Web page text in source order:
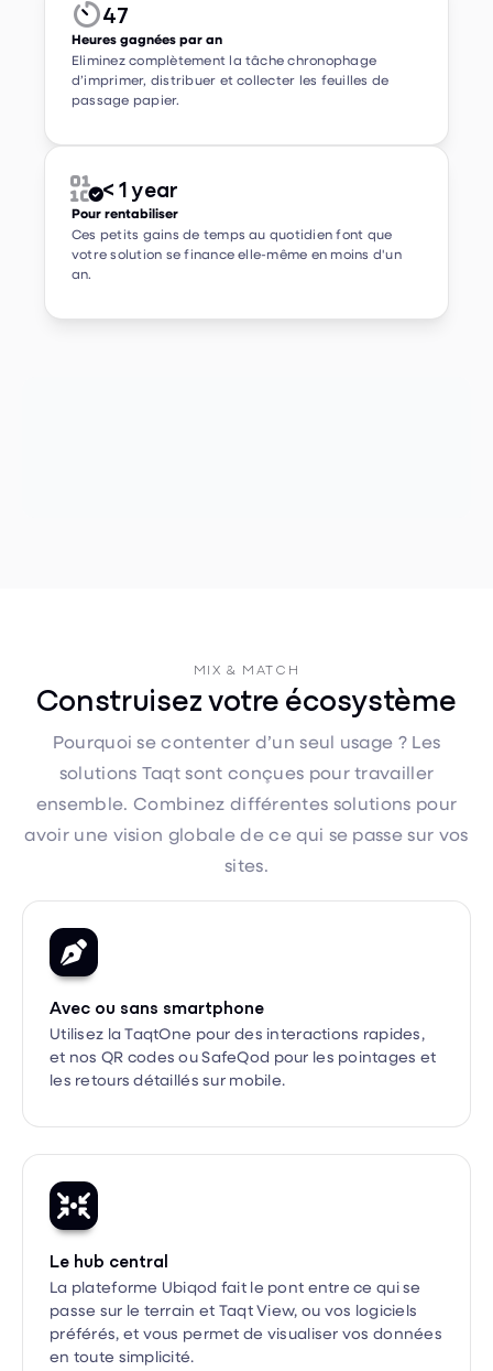
Eliminez complètement la tâche chronophage
d’imprimer, distribuer et collecter les feuilles de
passage papier.

< 1 year
Pour rentabiliser
Ces petits gains de temps au quotidien font que
votre solution se finance elle-même en moins d'un
an.
Construisez votre écosystème
Pourquoi se contenter d’un seul usage ? Les
solutions Taqt sont conçues pour travailler
ensemble. Combinez différentes solutions pour
avoir une vision globale de ce qui se passe sur vos
sites.
Avec ou sans smartphone
et nos QR codes ou SafeQod pour les pointages et
les retours détaillés sur mobile.
Le hub central
passe sur le terrain et Taqt View, ou vos logiciels
préférés, et vous permet de visualiser vos données
en toute simplicité.